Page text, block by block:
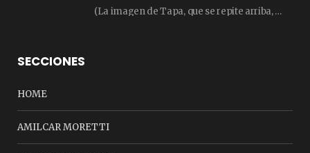
(La imagen de Tapa, que se repite arriba, fue compuesta por Amilcar Moretti el viernes…
SECCIONES
HOME
AMILCAR MORETTI